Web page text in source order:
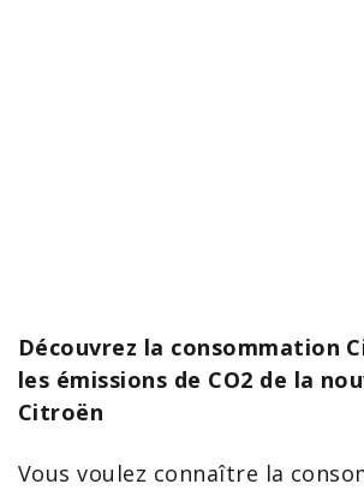
Découvrez la consommation
les émissions de CO2 de la
Citroën
Vous voulez connaître la